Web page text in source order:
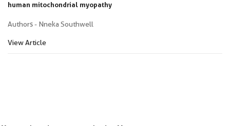
human mitochondrial myopathy
Authors - Nneka Southwell
View Article